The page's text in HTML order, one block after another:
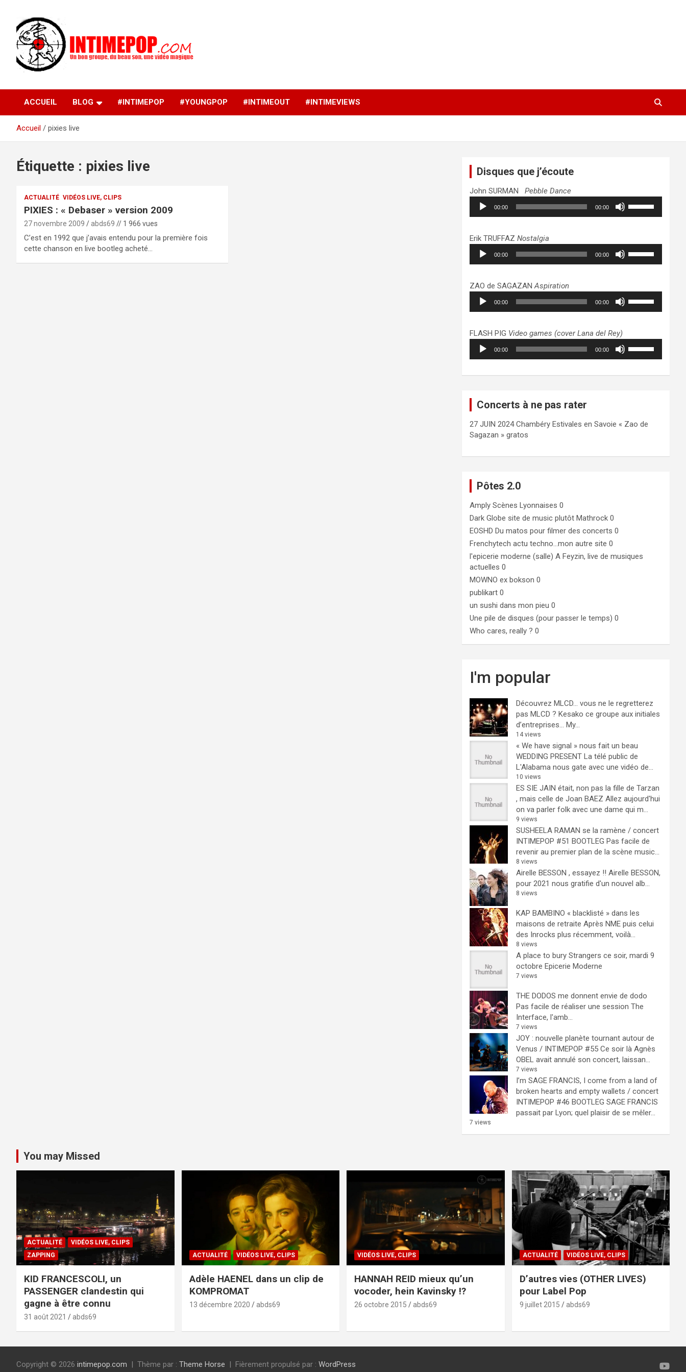
contenu
intimepop.com
musiques actuelles pop rock, post-rock, indé sur Lyon. rock pop
concert lyon
ACCUEIL BLOG #INTIMEPOP #YOUNGPOP #INTIMEOUT #INTIMEVIEWS
Accueil pixies live
Étiquette : pixies live
ACTUALITÉ VIDÉOS LIVE, CLIPS
PIXIES : « Debaser » version 2009
27 novembre 2009 abds69 // 1 966 vues
C’est en 1992 que j’avais entendu pour la première fois
cette chanson en live bootleg acheté…
Disques que j’écoute
John SURMANPebble Dance
Lecteur
audio
00:00 00:00
pour
augmenter
ou
volume.
Erik TRUFFAZNostalgia
Lecteur
audio
00:00 00:00
pour
augmenter
ou
volume.
ZAO de SAGAZANAspiration
Lecteur
audio
00:00 00:00
pour
augmenter
ou
FLASH PIG Video games (cover Lana del Rey)
Lecteur
audio
00:00 00:00
haut/bas
le
Concerts à ne pas rater
27 JUIN 2024 Chambéry Estivales en Savoie « Zao de
Sagazan » gratos
Pôtes 2.0
Amply Scènes Lyonnaises 0
Dark Globe site de music plutôt Mathrock 0
EOSHD Du matos pour filmer des concerts 0
Frenchytech actu techno…mon autre site 0
l'epicerie moderne (salle) A Feyzin, live de musiques
actuelles 0
MOWNO ex bokson 0
publikart 0
un sushi dans mon pieu 0
Une pile de disques (pour passer le temps) 0
Who cares, really ? 0
I'm popular
Découvrez MLCD… vous ne le regretterez
pas MLCD ? Kesako ce groupe aux initiales
d’entreprises… My...
14 views
« We have signal » nous fait un beau
WEDDING PRESENT La télé public de
L'Alabama nous gate avec une vidéo de...
10 views
ES SIE JAIN était, non pas la fille de Tarzan
, mais celle de Joan BAEZ Allez aujourd'hui
on va parler folk avec une dame qui m...
9 views
SUSHEELA RAMAN se la ramène / concert
INTIMEPOP #51 BOOTLEG Pas facile de
revenir au premier plan de la scène music...
8 views
Airelle BESSON , essayez !! Airelle BESSON,
pour 2021 nous gratifie d'un nouvel alb...
8 views
KAP BAMBINO « blacklisté » dans les
maisons de retraite Après NME puis celui
des Inrocks plus récemment, voilà...
8 views
A place to bury Strangers ce soir, mardi 9
octobre Epicerie Moderne
7 views
THE DODOS me donnent envie de dodo
Pas facile de réaliser une session The
Interface, l'amb...
7 views
JOY : nouvelle planète tournant autour de
Venus / INTIMEPOP #55 Ce soir là Agnès
OBEL avait annulé son concert, laissan...
7 views
I’m SAGE FRANCIS, I come from a land of
broken hearts and empty wallets / concert
INTIMEPOP #46 BOOTLEG SAGE FRANCIS
passait par Lyon; quel plaisir de se mêler...
7 views
You may Missed
ACTUALITÉ
VIDÉOS LIVE, CLIPS
ZAPPING
KID FRANCESCOLI, un
PASSENGER clandestin qui
gagne à être connu
31 août 2021 abds69
ACTUALITÉ VIDÉOS LIVE, CLIPS
Adèle HAENEL dans un clip de
KOMPROMAT
13 décembre 2020 abds69
VIDÉOS LIVE, CLIPS
HANNAH REID mieux qu’un
vocoder, hein Kavinsky !?
26 octobre 2015 abds69
ACTUALITÉ VIDÉOS LIVE, CLIPS
D’autres vies (OTHER LIVES)
pour Label Pop
9 juillet 2015 abds69
Copyright © 2026 intimepop.com Thème par : Theme Horse Fièrement propulsé par : WordPress